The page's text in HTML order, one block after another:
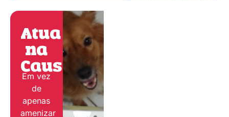
Atua
na
Causa:
Em vez
de
apenas
amenizar